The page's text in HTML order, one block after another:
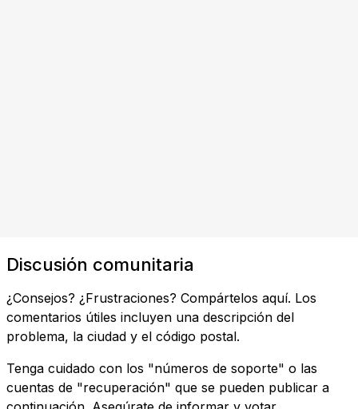
Discusión comunitaria
¿Consejos? ¿Frustraciones? Compártelos aquí. Los
comentarios útiles incluyen una descripción del
problema, la ciudad y el código postal.
Tenga cuidado con los "números de soporte" o las
cuentas de "recuperación" que se pueden publicar a